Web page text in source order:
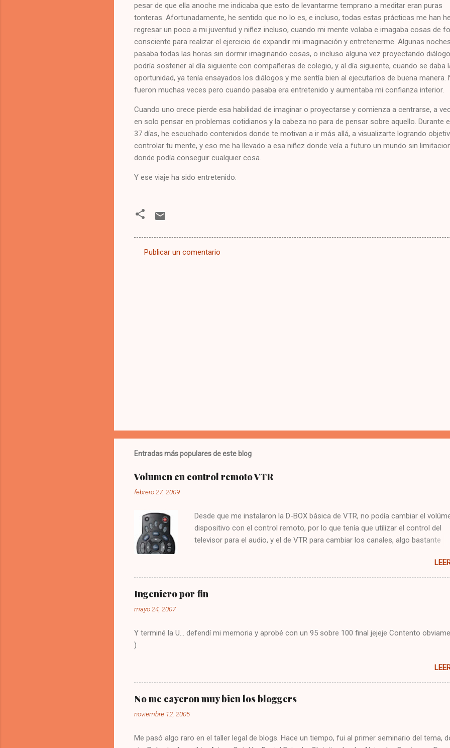
pesar de que ella anoche me indicaba que esto de levantarme temprano a meditar eran puras
tonteras. Afortunadamente, he sentido que no lo es, e incluso, todas estas prácticas me han
regresar un poco a mi juventud y niñez incluso, cuando mi mente volaba e imagaba cosas de
consciente para realizar el ejercicio de expandir mi imaginación y entretenerme. Algunas
pasaba todas las horas sin dormir imaginando cosas, o incluso alguna vez proyectando
podría sostener al día siguiente con compañeras de colegio, y al día siguiente, cuando se daba
oportunidad, ya tenía ensayados los diálogos y me sentía bien al ejecutarlos de buena manera.
fueron muchas veces pero cuando pasaba era entretenido y aumentaba mi confianza interior.
Cuando uno crece pierde esa habilidad de imaginar o proyectarse y comienza a centrarse, a
en solo pensar en problemas cotidianos y la cabeza no para de pensar sobre aquello. Durante
37 días, he escuchado contenidos donde te motivan a ir más allá, a visualizarte logrando
controlar tu mente, y eso me ha llevado a esa niñez donde veía a futuro un mundo sin
donde podía conseguir cualquier cosa.
Y ese viaje ha sido entretenido.
Publicar un comentario
Entradas más populares de este blog
Volumen en control remoto VTR
febrero 27, 2009
Desde que me instalaron la D-BOX básica de VTR, no podía cambiar el
dispositivo con el control remoto, por lo que tenía que utilizar el control del
televisor para el audio, y el de VTR para cambiar los canales, algo bastante
vez la tecla CBL Presionar sin soltar la tecla SETUP hasta que la CBL
Digitar 993 Presionar y mantener la tecla de volúmen Dejo constancia de la
solución por si alguien más tiene el mismo problema, y también para que no
olvide como arreglarlo jejeje. Saludos!
Ingeniero por fin
mayo 24, 2007
Y terminé la U... defendí mi memoria y aprobé con un 95 sobre 100 final jejeje Contento
)
No me cayeron muy bien los bloggers
noviembre 12, 2005
Me pasó algo raro en el taller legal de blogs. Hace un tiempo, fui al primer seminario del tema,